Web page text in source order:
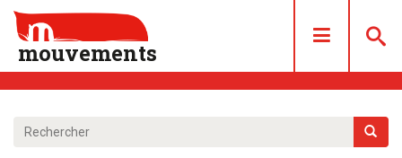
mouvements